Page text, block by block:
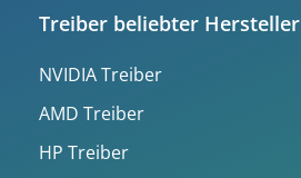
Treiber beliebter Hersteller
NVIDIA Treiber
AMD Treiber
HP Treiber